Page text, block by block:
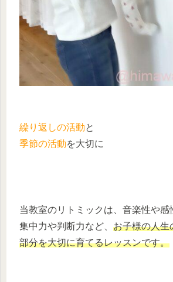
繰り返しの活動と
季節の活動を大切に
当教室のリトミックは、音楽性や感
集中力や判断力など、 お子様の人生
部分を大切に育てるレッスンです。